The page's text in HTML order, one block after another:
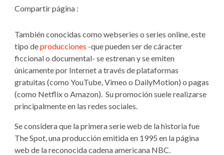
Compartir página :
También conocidas como webseries o series online, este
tipo deproducciones -que pueden ser de cáracter
ficcional o documental- se estrenan y se emiten
únicamente por Internet a través de plataformas
gratuitas (como YouTube, Vimeo o DailyMotion) o pagas
(como Netflix o Amazon). Su promoción suele realizarse
principalmente en las redes sociales.
Se considera que la primera serie web de la historia fue
The Spot, una producción emitida en 1995 en la página
web de la reconocida cadena americana NBC.